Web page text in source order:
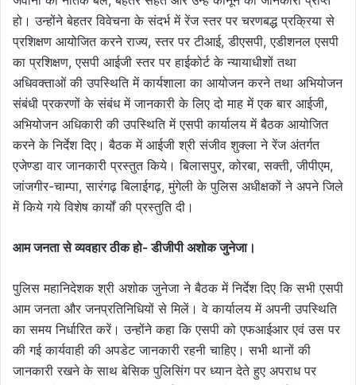
हो। उन्होंने बेहतर विवेचना के संदर्भ में रेंज स्तर पर चरणबद्ध प्रक्रिया से
प्रशिक्षण आयोजित करने राज्य, स्तर पर टीआई, डीएसपी, एडीशनल एसपी
का प्रशिक्षण, एसपी आईजी स्तर पर हाईकोर्ट के न्यायाधीशों तथा
अधिवक्ताओं की उपस्थिति में कार्यशाला का आयोजन करने तथा अभियोजन
संबंधी प्रकरणों के संबंध में जानकारी के लिए दो माह में एक बार आईजी,
अभियोजन अधिकारी की उपस्थिति में एसपी कार्यालय में बैठक आयोजित
करने के निर्देश दिए। बैठक में आईजी श्री संजीव शुक्ला ने रेंज अंतर्गत
एजेण्डा वार जानकारी प्रस्तुत किये। बिलासपुर, कोरबा, सक्ती, जीपीएम,
जांजगीर-चाम्पा, सारंगढ़ बिलाईगढ़, मुंगेली के पुलिस अधीक्षकों ने अपने जिले
में किये गये विशेष कार्यों की प्रस्तुति दी।
आम जनता से व्यवहार ठीक हो- डीजीपी अशोक जुनेजा।
पुलिस महानिदेशक श्री अशोक जुनेजा ने बैठक में निर्देश दिए कि सभी एसपी
आम जनता और जनप्रतिनिधियों से मिलें। वे कार्यालय में अपनी उपस्थिति
का समय निर्धारित करें। उन्होंने कहा कि एसपी को एफआईआर एवं उस पर
की गई कार्यवाही की अपडेट जानकारी रहनी चाहिए। सभी थानों की
जानकारी रखने के साथ बेसिक पुलिसिंग पर ध्यान देते हुए अपराध पर